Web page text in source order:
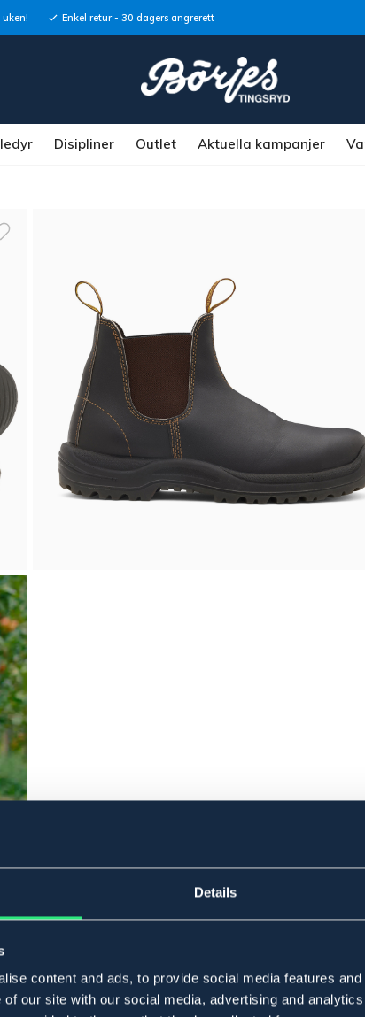
Details
content and ads, to provide social media features
of our site with our social media, advertising and
Enkel retur - 30 dagers angrerett
Disipliner Outlet Aktuella kampanjer